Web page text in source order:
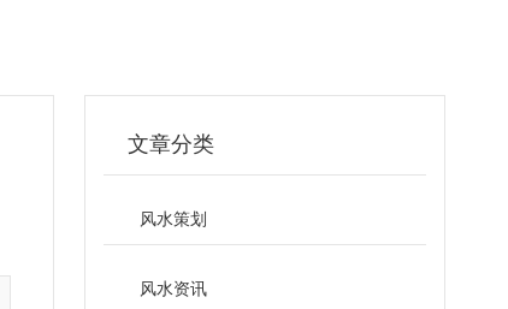
文章分类
风水策划
风水资讯